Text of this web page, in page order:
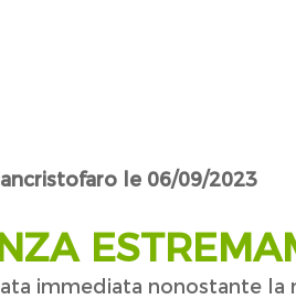
le 06/09/2023
immediata nonostante